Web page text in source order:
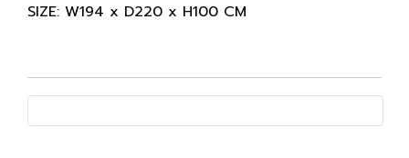
SIZE: W194 x D220 x H100 CM